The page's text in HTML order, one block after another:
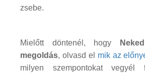
zsebe.
Mielőtt döntenél, hogy
megoldás, olvasd el mik az
milyen szempontokat vegyél